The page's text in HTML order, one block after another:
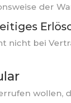
der
nicht bei
wollen,